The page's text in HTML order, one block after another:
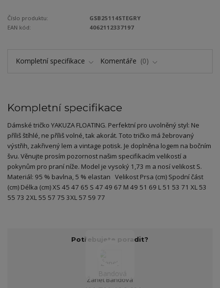
Číslo produktu:
GSB25114STEGRY
EAN kód:
4062112337197
Kompletní specifikace Komentáře 0
Kompletní specifikace
Dámské tričko YAKUZA FLOATING. Perfektní pro uvolněný styl: Ne
příliš štíhlé, ne příliš volné, tak akorát. Toto tričko má žebrovaný
výstřih, zakřivený lem a vintage potisk. Je doplněna logem na bočním
švu. Věnujte prosím pozornost našim specifikacím velikostí a
pokynům pro praní níže. Model je vysoký 1,73 m a nosí velikost S.
Materiál: 95 % bavlna, 5 % elastan Velikost Prsa (cm) Spodní část
(cm) Délka (cm) XS 45 47 65 S 47 49 67 M 49 51 69 L 51 53 71 XL 53
55 73 2XL 55 57 75 3XL 57 59 77
Potřebujete poradit?
Žanet Bandová